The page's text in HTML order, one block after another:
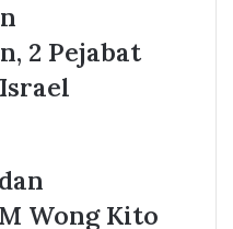
2 Pejabat
Wong Kito